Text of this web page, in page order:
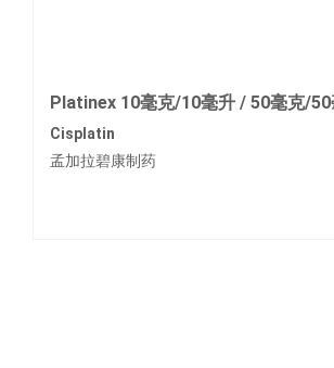
Platinex 10毫克/10毫升 / 50毫克/
Cisplatin
孟加拉碧康制药